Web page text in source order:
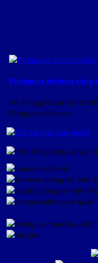
Philippine Airlines tăng
Vé vùng gì chưa các tín
Philippine Airlines